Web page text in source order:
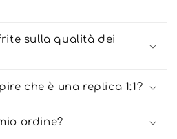
sulla qualità dei
che è una replica 1:1?
ordine?